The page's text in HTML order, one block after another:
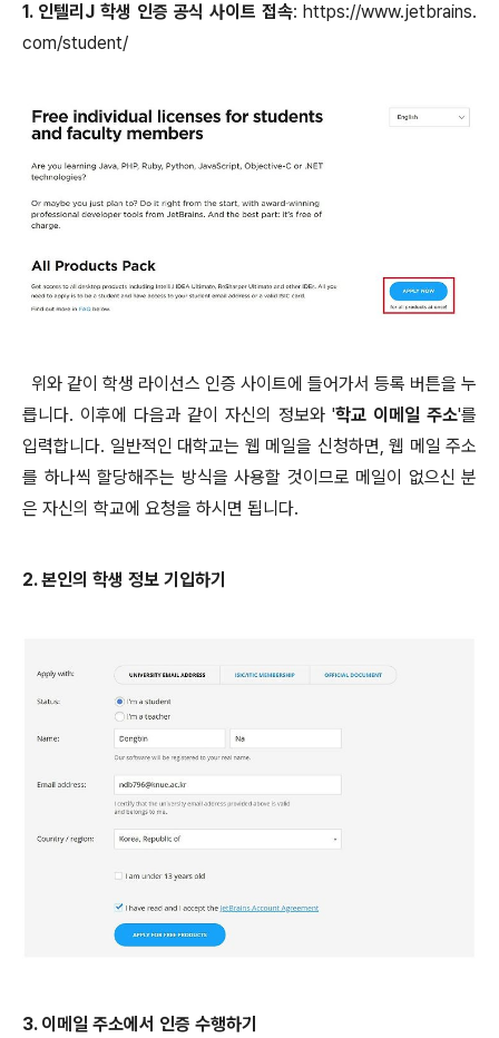
1. 인텔리J 학생 인증 공식 사이트 접속: https://www.jetbrains.
com/student/
위와 같이 학생 라이선스 인증 사이트에 들어가서 등록 버튼을 누
릅니다. 이후에 다음과 같이 자신의 정보와 '학교 이메일 주소'를
입력합니다. 일반적인 대학교는 웹 메일을 신청하면, 웹 메일 주소
를 하나씩 할당해주는 방식을 사용할 것이므로 메일이 없으신 분
은 자신의 학교에 요청을 하시면 됩니다.
2. 본인의 학생 정보 기입하기
3. 이메일 주소에서 인증 수행하기